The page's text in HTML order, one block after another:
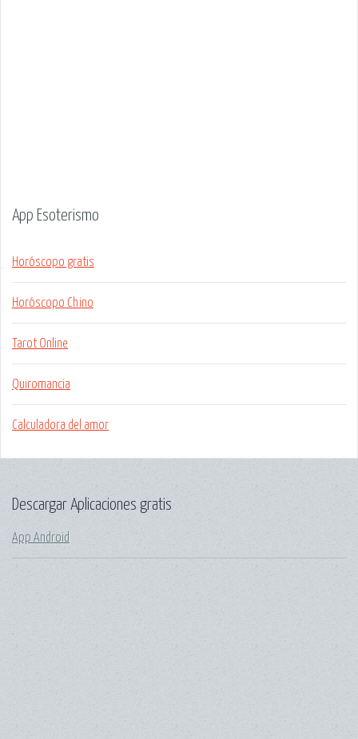
App Esoterismo
Horóscopo gratis
Horóscopo Chino
Tarot Online
Quiromancia
Calculadora del amor
Descargar Aplicaciones gratis
App Android